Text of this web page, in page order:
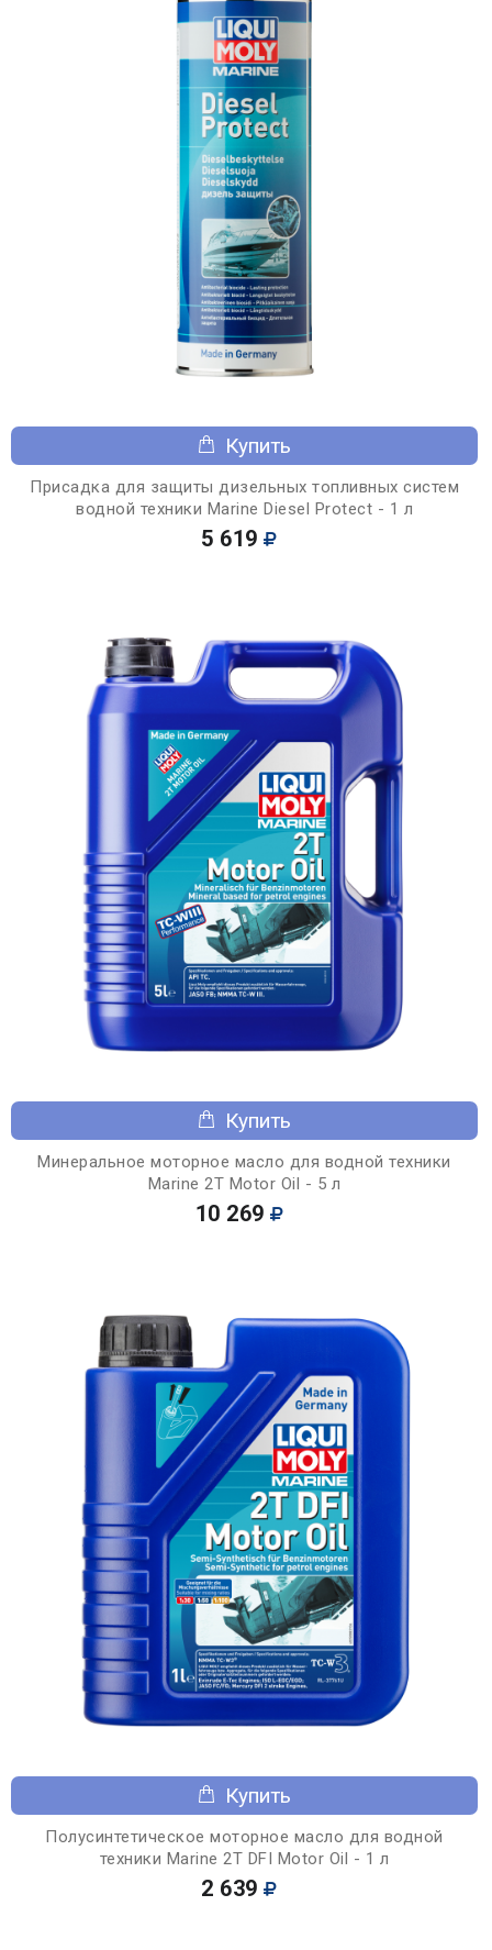
Купить
Присадка для защиты дизельных топливных систем
водной техники Marine Diesel Protect - 1 л
5 619
Купить
Минеральное моторное масло для водной техники
Marine 2T Motor Oil - 5 л
10 269
Купить
Полусинтетическое моторное масло для водной
техники Marine 2T DFI Motor Oil - 1 л
2 639